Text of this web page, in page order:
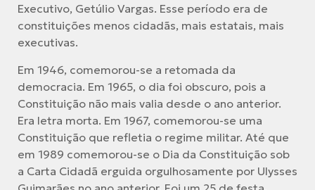
Executivo, Getúlio Vargas. Esse período era de
constituições menos cidadãs, mais estatais, mais
executivas.
Em 1946, comemorou-se a retomada da
democracia. Em 1965, o dia foi obscuro, pois a
Constituição não mais valia desde o ano anterior.
Era letra morta. Em 1967, comemorou-se uma
Constituição que refletia o regime militar. Até que
em 1989 comemorou-se o Dia da Constituição sob
a Carta Cidadã erguida orgulhosamente por Ulysses